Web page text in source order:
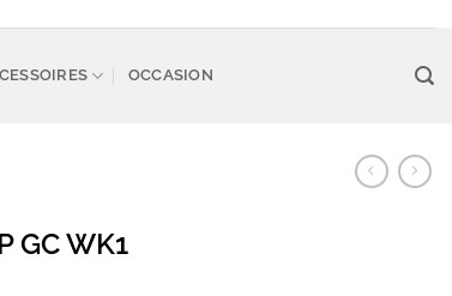
OCCASION
GC WK1